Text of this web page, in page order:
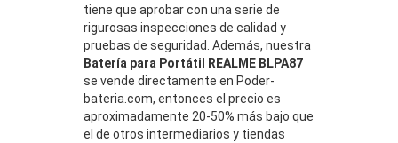
tiene que aprobar con una serie de
rigurosas inspecciones de calidad y
pruebas de seguridad. Además, nuestra
Batería para Portátil REALME BLPA87
se vende directamente en Poder-
bateria.com, entonces el precio es
aproximadamente 20-50% más bajo que
el de otros intermediarios y tiendas